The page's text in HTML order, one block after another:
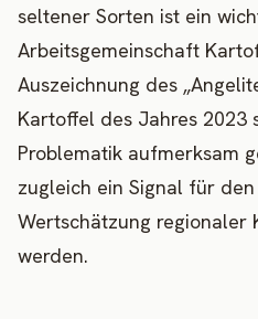
seltener Sorten ist ein
Arbeitsgemeinschaft
Auszeichnung des
Kartoffel des Jahres 2023
Problematik aufmerksam
zugleich ein Signal für
Wertschätzung regionaler
werden.